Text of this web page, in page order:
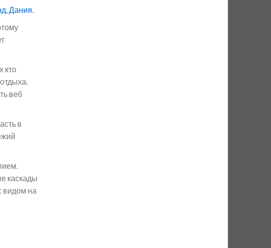
Дания.
кто
веб
в
каскады
видом на